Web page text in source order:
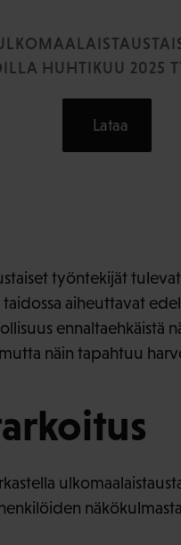
HUHTIKUU 2025
Lataa
työntekijät
aiheuttavat
ennaltaehkäistä
näin tapahtuu